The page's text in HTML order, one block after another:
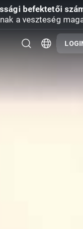
befektetői
a veszteség